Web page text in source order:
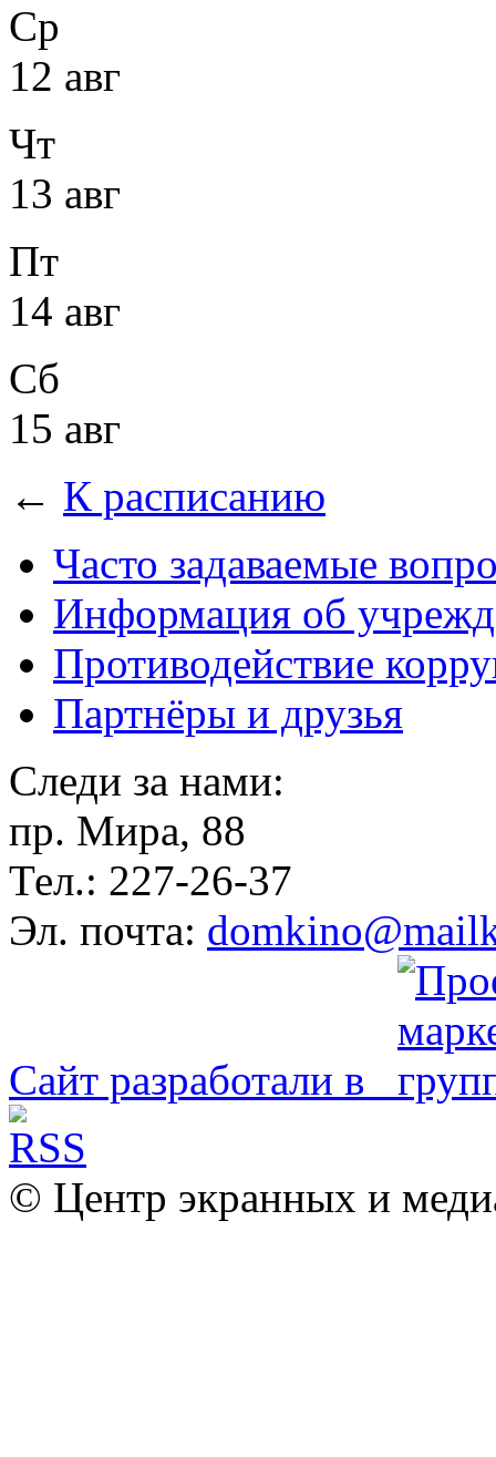
Ср
12 авг
Чт
13 авг
Пт
14 авг
Сб
15 авг
← К расписанию
Часто задаваемые
Информация об
Противодействие
Партнёры и друзья
Следи за нами:
пр. Мира, 88
Тел.: 227-26-37
Эл. почта:
Сайт разработали в
© Центр экранных и